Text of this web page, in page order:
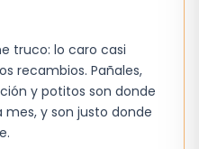
truco: lo caro casi
recambios. Pañales,
y potitos son donde
y son justo donde